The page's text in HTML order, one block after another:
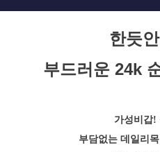
한듯
부드러운 24k
가성비갑!
부담없는 데일리